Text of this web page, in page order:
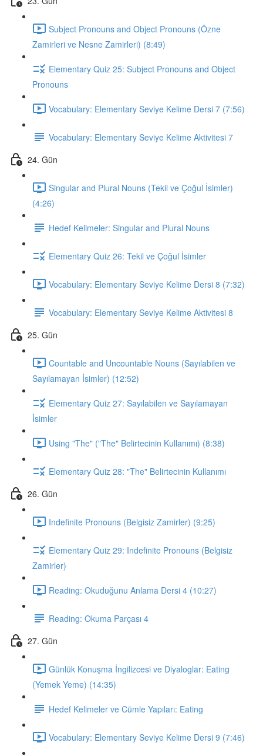
Subject Pronouns and Object Pronouns (Özne
Zamirleri ve Nesne Zamirleri) (8:49)
Elementary Quiz 25: Subject Pronouns and Object
Pronouns
Vocabulary: Elementary Seviye Kelime Dersi 7 (7:56)
Vocabulary: Elementary Seviye Kelime Aktivitesi 7
24. Gün
Singular and Plural Nouns (Tekil ve Çoğul İsimler)
(4:26)
Hedef Kelimeler: Singular and Plural Nouns
Elementary Quiz 26: Tekil ve Çoğul İsimler
Vocabulary: Elementary Seviye Kelime Dersi 8 (7:32)
Vocabulary: Elementary Seviye Kelime Aktivitesi 8
25. Gün
Countable and Uncountable Nouns (Sayılabilen ve
Sayılamayan İsimler) (12:52)
Elementary Quiz 27: Sayılabilen ve Sayılamayan
İsimler
Using "The" ("The" Belirtecinin Kullanımı) (8:38)
Elementary Quiz 28: "The" Belirtecinin Kullanımı
26. Gün
Indefinite Pronouns (Belgisiz Zamirler) (9:25)
Elementary Quiz 29: Indefinite Pronouns (Belgisiz
Zamirler)
Reading: Okuduğunu Anlama Dersi 4 (10:27)
Reading: Okuma Parçası 4
27. Gün
Günlük Konuşma İngilizcesi ve Diyaloglar: Eating
(Yemek Yeme) (14:35)
Hedef Kelimeler ve Cümle Yapıları: Eating
Vocabulary: Elementary Seviye Kelime Dersi 9 (7:46)